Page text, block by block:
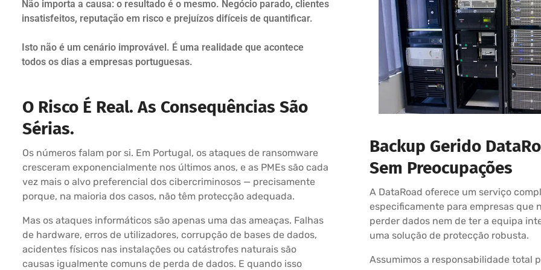
Não importa a causa: o resultado é o mesmo. Negócio parado, clientes
insatisfeitos, reputação em risco e prejuízos difíceis de quantificar.
Isto não é um cenário improvável. É uma realidade que acontece
todos os dias a empresas portuguesas.
O Risco É Real. As Consequências São
Sérias.
Os números falam por si. Em Portugal, os ataques de ransomware
cresceram exponencialmente nos últimos anos, e as PMEs são cada
vez mais o alvo preferencial dos cibercriminosos — precisamente
porque, na maioria dos casos, não têm protecção adequada.
Mas os ataques informáticos são apenas uma das ameaças. Falhas
de hardware, erros de utilizadores, corrupção de bases de dados,
acidentes físicos nas instalações ou catástrofes naturais são
causas igualmente comuns de perda de dados. E quando isso
Backup Gerido
Sem Preocupações
A DataRoad oferece um serviço
especificamente para empresas que
perder dados nem de ter a equipa
uma solução de protecção robusta.
Assumimos a responsabilidade total